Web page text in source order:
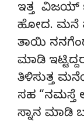
ಇತ್ತ ವಿಜಯ್
ಹೋದ. ಮನೆ
ತಾಯಿ
ಮಾಡಿ
ತಿಳಿಸುತ್ತ
ಸಹ “ನಮಸ್ತೆ
ಸ್ನಾನ ಮಾಡಿ